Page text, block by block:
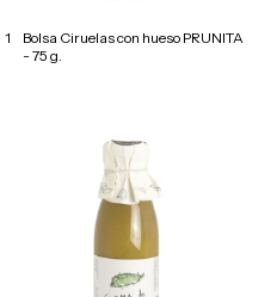
1
Bolsa Ciruelas con hueso PRUNITA
- 75 g.